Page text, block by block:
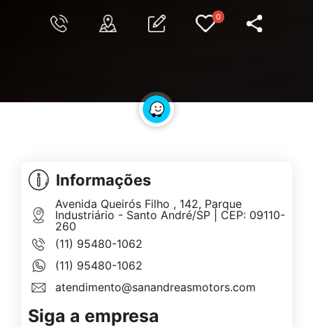
0
Informações
Avenida Queirós Filho , 142, Parque
Industriário - Santo André/SP | CEP: 09110-
260
(11) 95480-1062
(11) 95480-1062
atendimento@sanandreasmotors.com
Siga a empresa